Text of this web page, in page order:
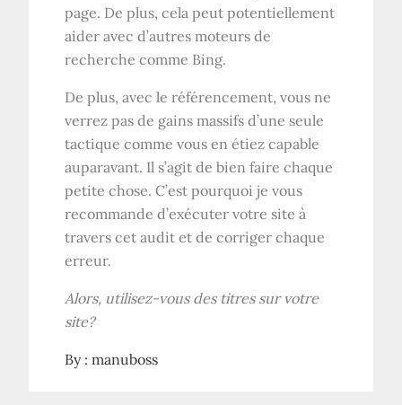
page. De plus, cela peut potentiellement
aider avec d’autres moteurs de
recherche comme Bing.
De plus, avec le référencement, vous ne
verrez pas de gains massifs d’une seule
tactique comme vous en étiez capable
auparavant. Il s’agit de bien faire chaque
petite chose. C’est pourquoi je vous
recommande d’exécuter votre site à
travers cet audit et de corriger chaque
erreur.
Alors, utilisez-vous des titres sur votre
site?
By :manuboss